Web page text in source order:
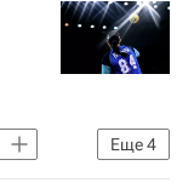
Еще4